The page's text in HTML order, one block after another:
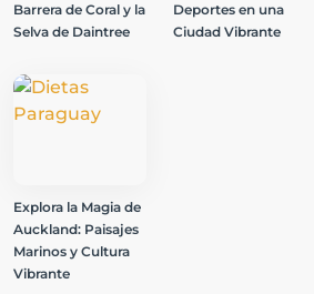
Barrera de Coral y la
Selva de Daintree
Deportes en una
Ciudad Vibrante
Explora la Magia de
Auckland: Paisajes
Marinos y Cultura
Vibrante